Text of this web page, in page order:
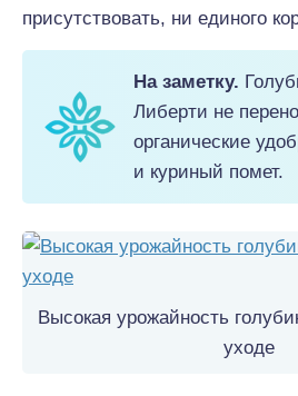
присутствовать, ни единого
На заметку.
Либерти не
органические
и куриный помет.
Высокая урожайность
уходе